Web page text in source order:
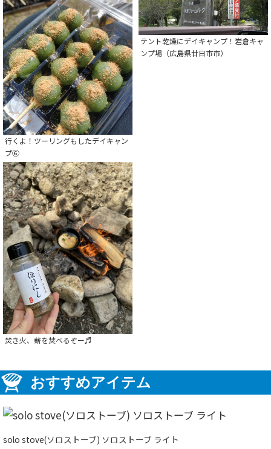
行くよ！ツーリングもしたデイキャン
プ⑥
テント乾燥にデイキャンプ！岩倉キャ
ンプ場（広島県廿日市市）
焚き火、薪を焚べるぞー♬
おすすめアイテム
solo stove(ソロストーブ) ソロストーブ ライト